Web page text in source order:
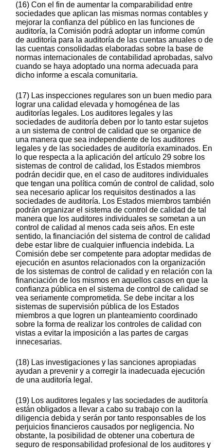
(16) Con el fin de aumentar la comparabilidad entre
sociedades que aplican las mismas normas contables y
mejorar la confianza del público en las funciones de
auditoría, la Comisión podrá adoptar un informe común
de auditoría para la auditoría de las cuentas anuales o de
las cuentas consolidadas elaboradas sobre la base de
normas internacionales de contabilidad aprobadas, salvo
cuando se haya adoptado una norma adecuada para
dicho informe a escala comunitaria.
(17) Las inspecciones regulares son un buen medio para
lograr una calidad elevada y homogénea de las
auditorías legales. Los auditores legales y las
sociedades de auditoría deben por lo tanto estar sujetos
a un sistema de control de calidad que se organice de
una manera que sea independiente de los auditores
legales y de las sociedades de auditoría examinados. En
lo que respecta a la aplicación del artículo 29 sobre los
sistemas de control de calidad, los Estados miembros
podrán decidir que, en el caso de auditores individuales
que tengan una política común de control de calidad, solo
sea necesario aplicar los requisitos destinados a las
sociedades de auditoría. Los Estados miembros también
podrán organizar el sistema de control de calidad de tal
manera que los auditores individuales se sometan a un
control de calidad al menos cada seis años. En este
sentido, la financiación del sistema de control de calidad
debe estar libre de cualquier influencia indebida. La
Comisión debe ser competente para adoptar medidas de
ejecución en asuntos relacionados con la organización
de los sistemas de control de calidad y en relación con la
financiación de los mismos en aquellos casos en que la
confianza pública en el sistema de control de calidad se
vea seriamente comprometida. Se debe incitar a los
sistemas de supervisión pública de los Estados
miembros a que logren un planteamiento coordinado
sobre la forma de realizar los controles de calidad con
vistas a evitar la imposición a las partes de cargas
innecesarias.
(18) Las investigaciones y las sanciones apropiadas
ayudan a prevenir y a corregir la inadecuada ejecución
de una auditoría legal.
(19) Los auditores legales y las sociedades de auditoría
están obligados a llevar a cabo su trabajo con la
diligencia debida y serán por tanto responsables de los
perjuicios financieros causados por negligencia. No
obstante, la posibilidad de obtener una cobertura de
seguro de responsabilidad profesional de los auditores y